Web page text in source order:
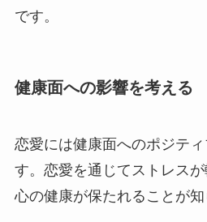
です。
健康面への影響を考える
恋愛には健康面へのポジテ
す。恋愛を通じてストレスが
心の健康が保たれることが知